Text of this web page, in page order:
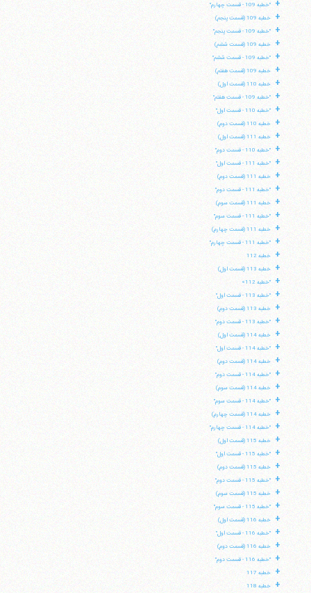
+ "خطبه 109 - قسمت چهارم"
+ خطبه 109 (قسمت پنجم)
+ "خطبه 109 - قسمت پنجم"
+ خطبه 109 (قسمت ششم)
+ "خطبه 109 - قسمت ششم"
+ خطبه 109 (قسمت هفتم)
+ خطبه 110 (قسمت اول)
+ "خطبه 109 - قسمت هفتم"
+ "خطبه 110 - قسمت اول"
+ خطبه 110 (قسمت دوم)
+ خطبه 111 (قسمت اول)
+ "خطبه 110 - قسمت دوم"
+ "خطبه 111 - قسمت اول"
+ خطبه 111 (قسمت دوم)
+ "خطبه 111 - قسمت دوم"
+ خطبه 111 (قسمت سوم)
+ "خطبه 111 - قسمت سوم"
+ خطبه 111 (قسمت چهارم)
+ "خطبه 111 - قسمت چهارم"
+ خطبه 112
+ خطبه 113 (قسمت اول)
+ "خطبه 112»
+ "خطبه 113 - قسمت اول"
+ خطبه 113 (قسمت دوم)
+ "خطبه 113 - قسمت دوم"
+ خطبه 114 (قسمت اول)
+ "خطبه 114 - قسمت اول"
+ خطبه 114 (قسمت دوم)
+ "خطبه 114 - قسمت دوم"
+ خطبه 114 (قسمت سوم)
+ "خطبه 114 - قسمت سوم"
+ خطبه 114 (قسمت چهارم)
+ "خطبه 114 - قسمت چهارم"
+ خطبه 115 (قسمت اول)
+ "خطبه 115 - قسمت اول"
+ خطبه 115 (قسمت دوم)
+ "خطبه 115 - قسمت دوم"
+ خطبه 115 (قسمت سوم)
+ "خطبه 115 - قسمت سوم"
+ خطبه 116 (قسمت اول)
+ "خطبه 116 - قسمت اول"
+ خطبه 116 (قسمت دوم)
+ "خطبه 116 - قسمت دوم"
+ خطبه 117
+ خطبه 118